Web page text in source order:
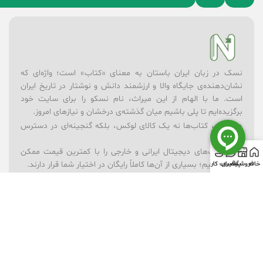
نسک در زبان ایران باستان به معنای «کتاب» است؛ واژه‌ای که
نشان‌دهنده‌ی جایگاه والا و ارزشمند دانش و نوشتار در تاریخ ایران
است. ما با الهام از این میراث، نام نسکو را برای سایت خود
برگزیده‌ایم تا پلی باشیم میان گذشته‌ی درخشان و نیازهای امروز.
در نسکو، کتاب‌ها نه یک کالای لوکس، بلکه گنجینه‌ای در دسترس
همه‌اند.
– ما کتاب‌های دیجیتال ایرانی و خارجی را با کمترین قیمت ممکن
ارائه می‌کنیم؛ بسیاری از آن‌ها کاملاً رایگان در اختیار شما قرار دارند.
خانهفروشگاهپیگیری
حساب کاربری